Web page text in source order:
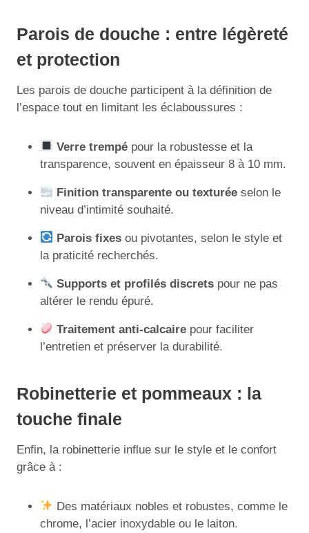
Parois de douche : entre légèreté
et protection
Les parois de douche participent à la définition de
l’espace tout en limitant les éclaboussures :
Verre trempé pour la robustesse et la
transparence, souvent en épaisseur 8 à 10 mm.
Finition transparente ou texturée selon le
niveau d’intimité souhaité.
Parois fixes ou pivotantes, selon le style et
la praticité recherchés.
Supports et profilés discrets pour ne pas
altérer le rendu épuré.
Traitement anti-calcaire pour faciliter
l’entretien et préserver la durabilité.
Robinetterie et pommeaux : la
touche finale
Enfin, la robinetterie influe sur le style et le confort
grâce à :
Des matériaux nobles et robustes, comme le
chrome, l’acier inoxydable ou le laiton.